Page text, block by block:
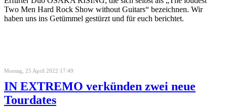
Two Men Hard Rock Show without Guitars“ bezeichnen. Wir
haben uns ins Getümmel gestürzt und für euch berichtet.
Montag, 25 April 2022 17:49
IN EXTREMO verkünden zwei neue
Tourdates